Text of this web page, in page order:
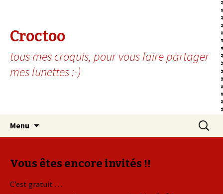
Croctoo
tous mes croquis, pour vous faire partager
mes lunettes :-)
Menu
Vous êtes encore invités !!
C’est gratuit …